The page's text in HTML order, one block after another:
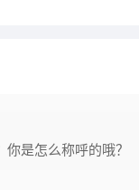
是怎么称呼的哦？